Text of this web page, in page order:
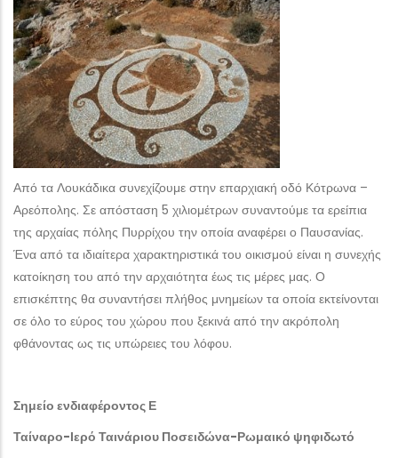
Από τα Λουκάδικα συνεχίζουμε στην επαρχιακή οδό Κότρωνα –
Αρεόπολης. Σε απόσταση 5 χιλιομέτρων συναντούμε τα ερείπια
της αρχαίας πόλης Πυρρίχου την οποία αναφέρει ο Παυσανίας.
Ένα από τα ιδιαίτερα χαρακτηριστικά του οικισμού είναι η συνεχής
κατοίκηση του από την αρχαιότητα έως τις μέρες μας. Ο
επισκέπτης θα συναντήσει πλήθος μνημείων τα οποία εκτείνονται
σε όλο το εύρος του χώρου που ξεκινά από την ακρόπολη
φθάνοντας ως τις υπώρειες του λόφου.
Σημείο ενδιαφέροντος Ε
Ταίναρο-Ιερό Ταινάριου Ποσειδώνα-Ρωμαικό ψηφιδωτό